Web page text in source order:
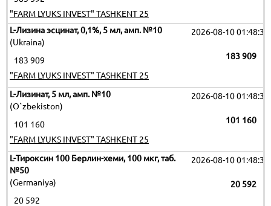
"FARM LYUKS INVEST" TASHKENT 25
L-Лизина эсцинат, 0,1%, 5 мл, амп. №10
(Ukraina)
2026-08-10 01:48:35
183 909
183 909
"FARM LYUKS INVEST" TASHKENT 25
L-Лизинат, 5 мл, амп. №10
(O`zbekiston)
2026-08-10 01:48:35
101 160
101 160
"FARM LYUKS INVEST" TASHKENT 25
L-Тироксин 100 Берлин-хеми, 100 мкг, таб.
№50
(Germaniya)
2026-08-10 01:48:35
20 592
20 592